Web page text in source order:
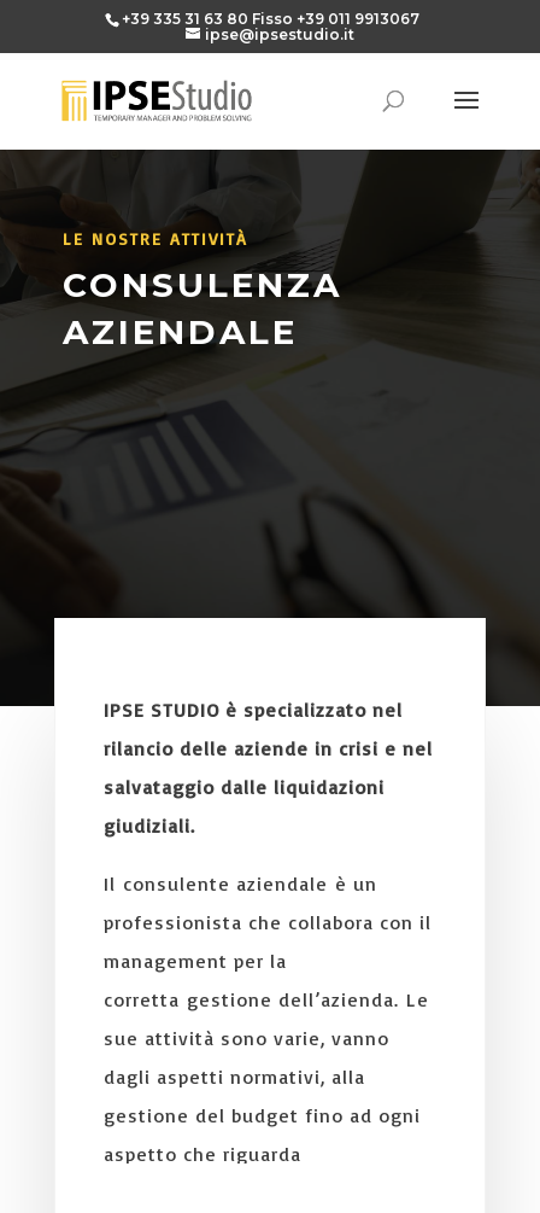
+39 335 31 63 80 Fisso +39 011 9913067
ipse@ipsestudio.it
LE NOSTRE ATTIVITÀ
CONSULENZA
AZIENDALE
IPSE STUDIO è specializzato nel
rilancio delle aziende in crisi e nel
salvataggio dalle liquidazioni
giudiziali.
Il consulente aziendale è un
professionista che collabora con il
management per la
corretta gestione dell’azienda. Le
sue attività sono varie, vanno
dagli aspetti normativi, alla
gestione del budget fino ad ogni
aspetto che riguarda